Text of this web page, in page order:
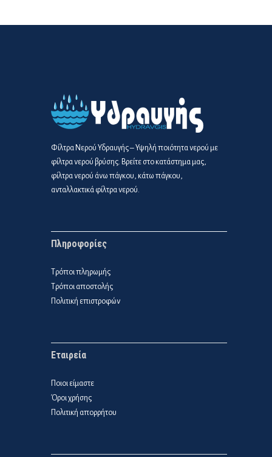
Φίλτρα Νερού Υδραυγής – Υψηλή ποιότητα νερού με
φίλτρα νερού βρύσης. Βρείτε στο κατάστημα μας,
φίλτρα νερού άνω πάγκου, κάτω πάγκου,
ανταλλακτικά φίλτρα νερού.
Πληροφορίες
Τρόποι πληρωμής
Τρόποι αποστολής
Πολιτική επιστροφών
Εταιρεία
Ποιοι είμαστε
Όροι χρήσης
Πολιτική απορρήτου